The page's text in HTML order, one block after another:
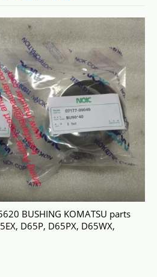
BUSHING KOMATSU parts
D65P, D65PX, D65WX,